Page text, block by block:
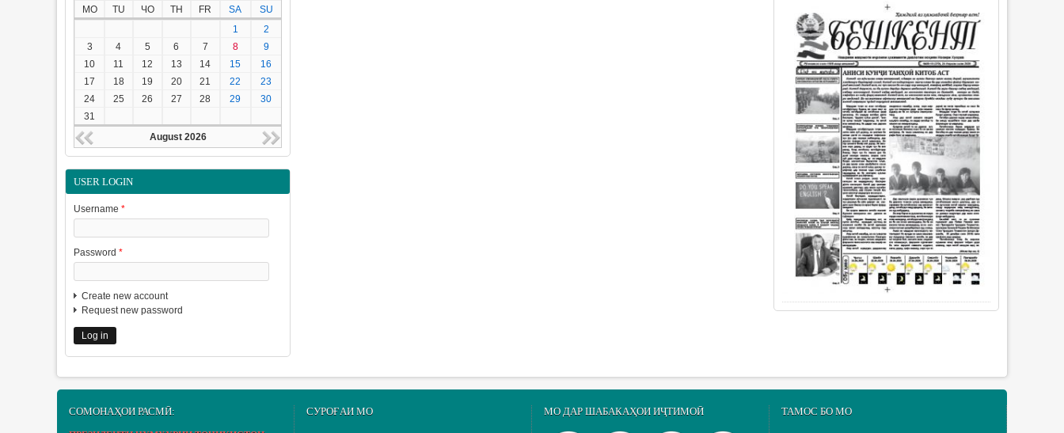
MO TU ЧО TH FR SA
SU
1
2
3
4 5 6 7 8
9
10
11 12 13 14 15
16
17
18 19 20 21 22
23
24
25 26 27 28 29
30
31
August 2026
USER LOGIN
Username *
Password *
Create new account
Request new password
СОМОНАҲОИ РАСМӢ: СУРОҒАИ МО МО ДАР ШАБАКАҲОИ ИҶТИМОӢ ТАМОС БО МО